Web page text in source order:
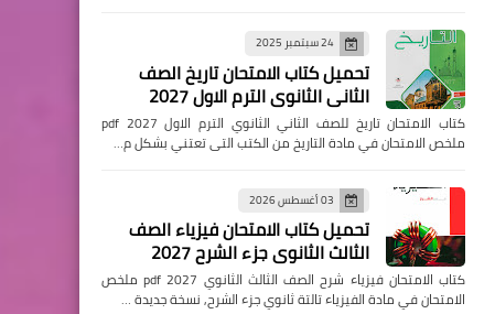
24 سبتمبر 2025
تحميل كتاب الامتحان تاريخ الصف
الثاني الثانوي الترم الاول 2027
كتاب الامتحان تاريخ للصف الثاني الثانوي الترم الاول pdf 2027
ملخص الامتحان في مادة التاريخ من الكتب التى تعتني بشكل م…
03 أغسطس 2026
تحميل كتاب الامتحان فيزياء الصف
الثالث الثانوي جزء الشرح 2027
كتاب الامتحان فيزياء شرح الصف الثالث الثانوي pdf 2027 ملخص
الامتحان في مادة الفيزياء تالتة ثانوي جزء الشرح, نسخة جديدة …